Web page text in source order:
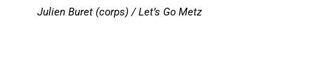
Julien Buret (corps) / Let’s Go Metz